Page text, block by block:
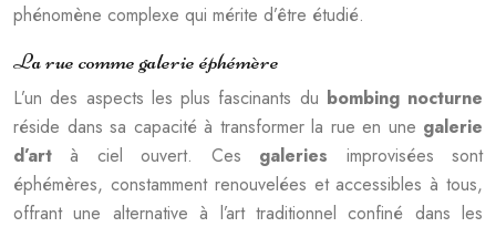
phénomène complexe qui mérite d’être étudié.
La rue comme galerie éphémère
L’un des aspects les plus fascinants du bombing nocturne
réside dans sa capacité à transformer la rue en une galerie
d’artà ciel ouvert. Ces galeries improvisées sont
éphémères, constamment renouvelées et accessibles à tous,
offrant une alternative à l’art traditionnel confiné dans les